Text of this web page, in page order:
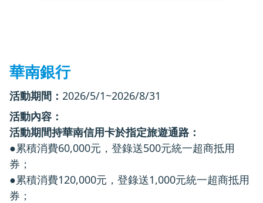
華南銀行
活動期間： 2026/5/1~2026/8/31
活動內容：
活動期間持華南信用卡於指定旅遊通路：
●累積消費60,000元，登錄送500元統一超商抵用
券；
●累積消費120,000元，登錄送1,000元統一超商抵用
券；